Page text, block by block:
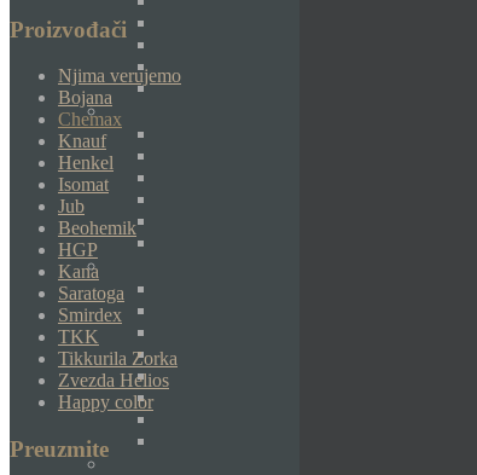
Proizvođači
Njima verujemo
Bojana
Chemax
Knauf
Henkel
Isomat
Jub
Beohemik
HGP
Kana
Saratoga
Smirdex
TKK
Tikkurila Zorka
Zvezda Helios
Happy color
Preuzmite